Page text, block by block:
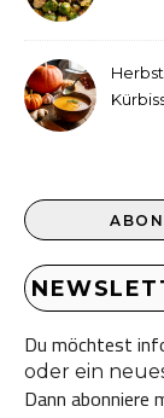
Du möchtest
oder ein
Dann abonniere